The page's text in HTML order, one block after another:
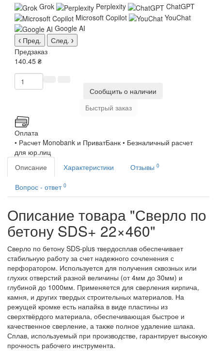
Grok Perplexity
ChatGPT
Microsoft Copilot
YouChat
Google AI
Пред.
След.
Предзаказ
140.45 ₴
Сообщить о наличии
Быстрый заказ
Оплата
• Расчет Monobank и ПриватБанк • Безналичный расчет
для юр.лиц
Описание
Характеристики Отзывы 0
Вопрос - ответ 0
Описание товара "Сверло по
бетону SDS+ 22×460"
Сверло по бетону SDS-plus твердосплав обеспечивает
стабильную работу за счет надежного сочленения с
перфоратором. Используется для получения сквозных или
глухих отверстий разной величины (от 4мм до 30мм) и
глубиной до 1000мм. Применяется для сверления кирпича,
камня, и других твердых строительных материалов. На
режущей кромке есть напайка в виде пластины из
сверхтвёрдого материала, обеспечивающая быстрое и
качественное сверление, а также полное удаление шлака.
Сплав, используемый при производстве, гарантирует высокую
прочность рабочего инструмента.